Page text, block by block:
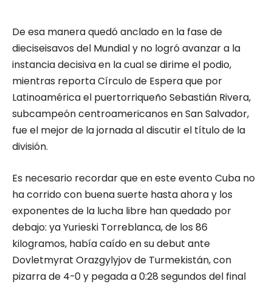
De esa manera quedó anclado en la fase de
dieciseisavos del Mundial y no logró avanzar a la
instancia decisiva en la cual se dirime el podio,
mientras reporta Círculo de Espera que por
Latinoamérica el puertorriqueño Sebastián Rivera,
subcampeón centroamericanos en San Salvador,
fue el mejor de la jornada al discutir el título de la
división.
Es necesario recordar que en este evento Cuba no
ha corrido con buena suerte hasta ahora y los
exponentes de la lucha libre han quedado por
debajo: ya Yurieski Torreblanca, de los 86
kilogramos, había caído en su debut ante
Dovletmyrat Orazgylyjov de Turmekistán, con
pizarra de 4-0 y pegada a 0:28 segundos del final